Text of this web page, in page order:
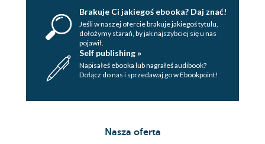
Brakuje Ci jakiegoś ebooka? Daj znać!
Jeśli w naszej ofercie brakuje jakiegoś tytulu,
dołożymy starań, by jak najszybciej się u nas
pojawił.
Self publishing »
Napisałeś ebooka lub nagrałeś audibook?
Dołącz do nas i sprzedawaj go w Ebookpoint!
Nasza oferta